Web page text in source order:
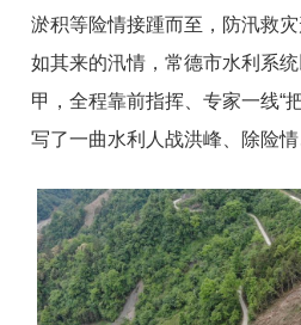
淤积等险情接踵而至，防汛救
如其来的汛情，常德市水利系
甲，全程靠前指挥、专家一线“
写了一曲水利人战洪峰、除险情